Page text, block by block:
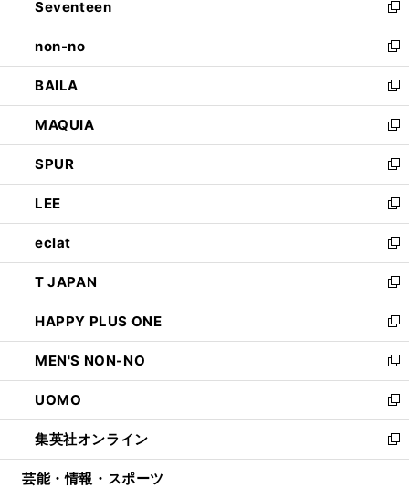
く
で
開
く
ド
ウ
で
開
く
Seventeen
新
し
い
ウ
ィ
ン
ド
ウ
で
開
く
non-no
新
し
い
ウ
ィ
ン
ド
ウ
で
開
く
BAILA
新
し
い
ウ
ィ
ン
ド
ウ
で
開
く
MAQUIA
新
し
い
ウ
ィ
ン
ド
ウ
で
開
く
SPUR
新
し
い
ウ
ィ
ン
ド
ウ
で
開
く
LEE
新
し
い
ウ
ィ
ン
ド
ウ
で
開
く
eclat
新
し
い
ウ
ィ
ン
ド
ウ
で
開
く
T JAPAN
新
し
い
ウ
ィ
ン
ド
ウ
で
開
HAPPY PLUS ONE
新
し
い
ウ
ィ
ン
ド
ウ
MEN'S NON-NO
新
し
い
ウ
ィ
ン
UOMO
新
し
い
ウ
集英社オンライン
新
し
芸能・情報・スポーツ